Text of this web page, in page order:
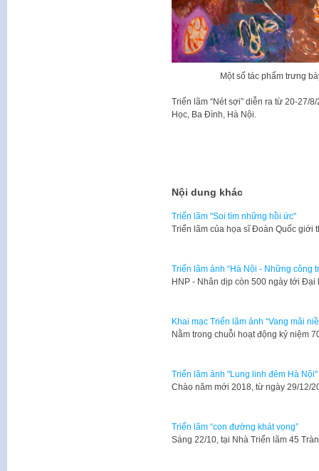
Một số tác phẩm trưng
Triển lãm “Nét sợi” diễn ra từ 20-27/
Học, Ba Đình, Hà Nội.
Nội dung khác
Triển lãm "Soi tìm những hồi ức"
Triển lãm của họa sĩ Đoàn Quốc giới
Triển lãm ảnh “Hà Nội - Những công
​HNP - Nhân dịp còn 500 ngày tới
Khai mạc Triển lãm ảnh “Vang mãi
​Nằm trong chuỗi hoạt động kỷ niệm
Triển lãm ảnh "Lung linh đêm Hà Nội"
Chào năm mới 2018, từ ngày 29/12/
Triển lãm “con đường khát vọng”
Sáng 22/10, tại Nhà Triển lãm 45